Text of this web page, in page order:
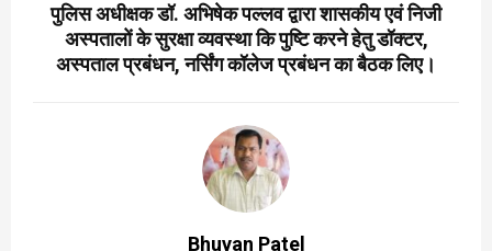
पुलिस अधीक्षक डॉ. अभिषेक पल्लव द्वारा शासकीय एवं निजी
अस्पतालों के सुरक्षा व्यवस्था कि पुष्टि करने हेतु डॉक्टर,
अस्पताल प्रबंधन, नर्सिंग कॉलेज प्रबंधन का बैठक लिए।
Bhuvan Patel